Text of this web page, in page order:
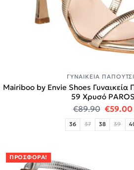
ΓΥΝΑΙΚΕΊΑ
Mairiboo by Envie Shoes Γυναικεία
59 Χρυσό PAROS
€89.90 €59.00
36 37 38 39
ΠΡΟΣΦΟΡΆ!